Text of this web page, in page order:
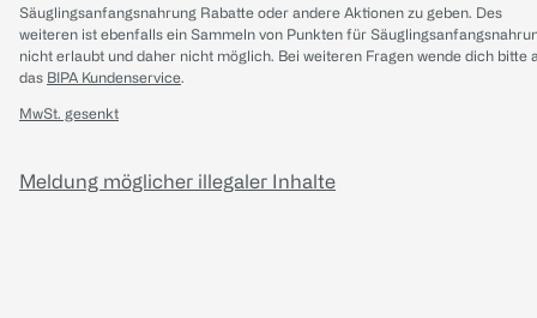
Säuglingsanfangsnahrung Rabatte oder andere Aktionen zu geben. Des
weiteren ist ebenfalls ein Sammeln von Punkten für
nicht erlaubt und daher nicht möglich. Bei weiteren Fragen wende dich bitte
das BIPA Kundenservice.
MwSt. gesenkt
Meldung möglicher illegaler Inhalte